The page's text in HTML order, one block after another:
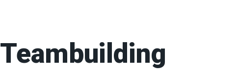
Teambuilding